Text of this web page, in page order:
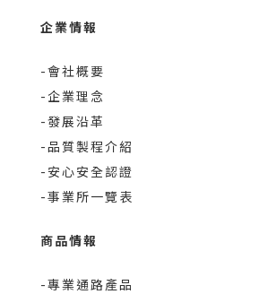
企業情報
-會社概要
-企業理念
-發展沿革
-品質製程介紹
-安心安全認證
-事業所一覽表
商品情報
-專業通路產品